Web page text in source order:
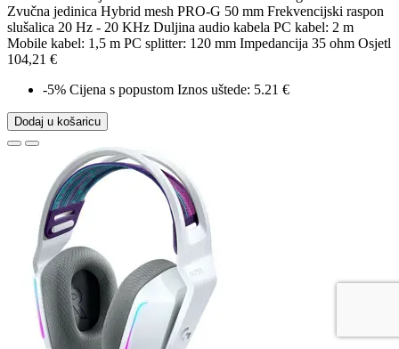
Zvučna jedinica Hybrid mesh PRO-G 50 mm Frekvencijski raspon
slušalica 20 Hz - 20 KHz Duljina audio kabela PC kabel: 2 m
Mobile kabel: 1,5 m PC splitter: 120 mm Impedancija 35 ohm Osjetl
104,21 €
-5% Cijena s popustom Iznos uštede: 5.21 €
Dodaj u košaricu